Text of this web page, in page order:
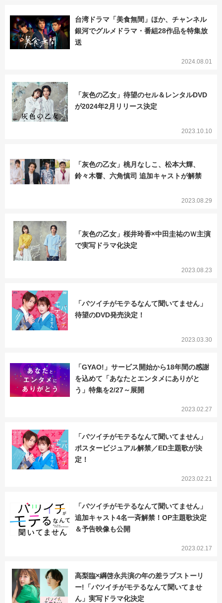
台湾ドラマ「美食無間」ほか、チャンネル
銀河でグルメドラマ・番組28作品を特集放
送
2024.08.01
「灰色の乙女」待望のセル＆レンタルDVD
が2024年2月リリース決定
2023.10.10
「灰色の乙女」桃月なしこ、松本大輝、
鈴々木響、六角慎司 追加キャストが解禁
2023.08.29
「灰色の乙女」桜井玲香×中田圭祐のＷ主演
で実写ドラマ化決定
2023.08.23
「バツイチがモテるなんて聞いてません」
待望のDVD発売決定！
2023.03.30
「GYAO!」サービス開始から18年間の感謝
を込めて「あなたとエンタメにありがと
う」特集を2/27～展開
2023.02.27
「バツイチがモテるなんて聞いてません」
ポスタービジュアル解禁／ED主題歌が決
定！
2023.02.21
「バツイチがモテるなんて聞いてません」
追加キャスト4名一斉解禁！OP主題歌決定
＆予告映像も公開
2023.02.17
高梨臨×綱啓永共演の年の差ラブストーリ
ー!「バツイチがモテるなんて聞いてませ
ん」実写ドラマ化決定